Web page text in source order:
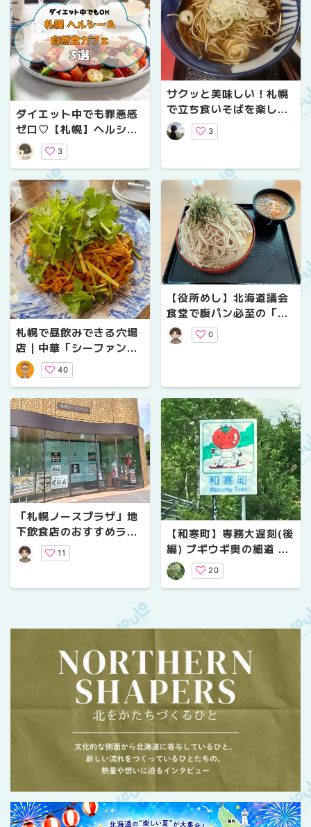
ダイエット中でも罪悪感
ゼロ♡【札幌】ヘルシー
&自然食カフェ3選
3
サクッと美味しい！札幌
で立ち食いそばを楽しめ
るお店おすすめ3選
3
札幌で昼飲みできる穴場
店｜中華「シーファン」
/ そば「そば切り膳」を
徹底レビュー
40
【役所めし】北海道議会
食堂で腹パン必至の「特
ざるそば」を注文してみ
た！
0
「札幌ノースプラザ」地
下飲食店のおすすめラン
チ５選
11
【和寒町】専務大遅刻(後
編) ブギウギ奥の細道 聖
地巡礼
20